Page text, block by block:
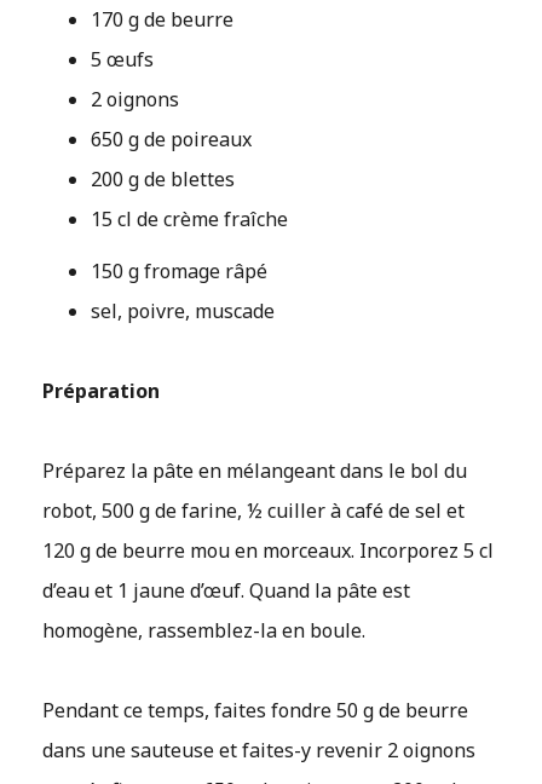
170 g de beurre
5 œufs
2 oignons
650 g de poireaux
200 g de blettes
15 cl de crème fraîche
150 g fromage râpé
sel, poivre, muscade
Préparation
Préparez la pâte en mélangeant dans le bol du
robot, 500 g de farine, ½ cuiller à café de sel et
120 g de beurre mou en morceaux. Incorporez 5 cl
d’eau et 1 jaune d’œuf. Quand la pâte est
homogène, rassemblez-la en boule.
Pendant ce temps, faites fondre 50 g de beurre
dans une sauteuse et faites-y revenir 2 oignons